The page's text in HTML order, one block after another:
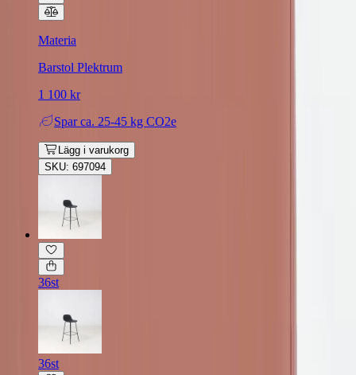
Materia
Barstol Plektrum
1 100 kr
Spar ca. 25-45 kg CO2e
Lägg i varukorg
SKU: 697094
36st
36st